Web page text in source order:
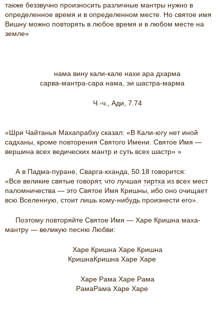
также беззвучно произносить различные мантры нужно в
определенное время и в определенном месте. Но святое имя
Вишну можно повторять в любое время и в любом месте на
земле»
нама вину кали-кале нахи ара дхарма
сарва-мантра-сара нама, эи шастра-марма
Ч.-ч., Ади, 7.74
«Шри Чайтанья Махапрабху сказал: «В Кали-югу нет иной
садханы, кроме повторения Святого Имени. Святое Имя —
вершина всех ведических мантр и суть всех шастр» »
А в Падма-пуране, Сварга-кханда, 50.18 говорится:
«Все великие святые говорят, что лучшая тиртха из всех мест
паломничества — это Святое Имя Кришны, ибо оно очищает
всю Вселенную, стоит лишь кому-нибудь произнести его».
Поэтому повторяйте Святое Имя — Харе Кришна маха-
мантру — великую песню Любви:
Харе Кришна Харе Кришна
КришнаКришна Харе Харе
Харе Рама Харе Рама
РамаРама Харе Харе